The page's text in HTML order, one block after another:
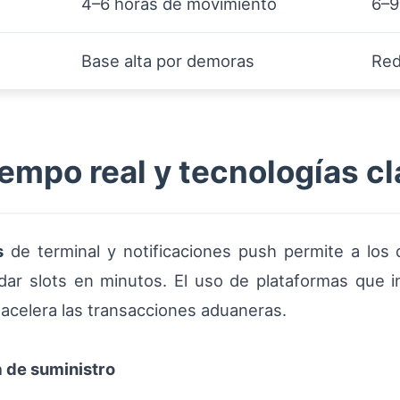
Base alta por demoras
real y tecnologías
de terminal y notificaciones push permite a los
slots en minutos. El uso de plataformas que
las transacciones aduaneras.
de suministro